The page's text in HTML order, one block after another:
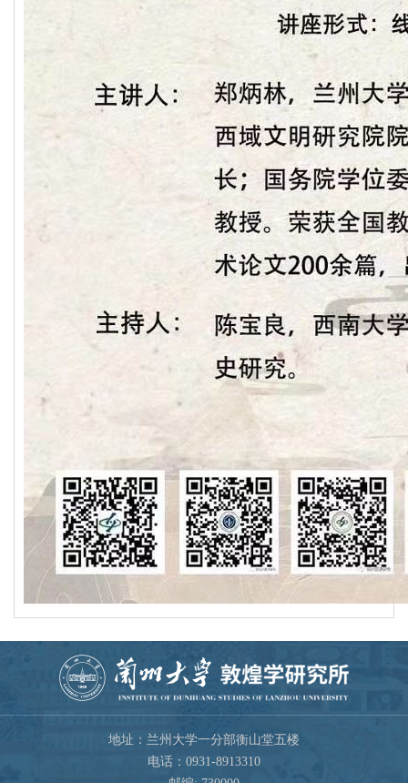
地址：兰州大学一分部衡山堂五楼
电话：0931-8913310